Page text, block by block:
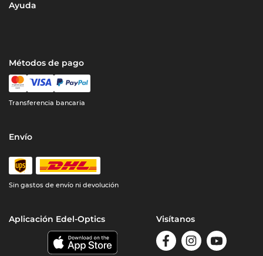
Ayuda
Métodos de pago
Transferencia bancaria
Envío
Sin gastos de envío ni devolución
Aplicación Edel-Optics Visítanos